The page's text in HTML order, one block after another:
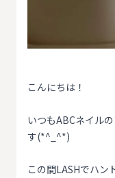
こんにちは！
いつもABCネイル
す(*^_^*)
この間LASHでハン